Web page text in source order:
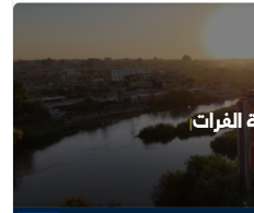
"تقنيات الحفر
جامعة الفرات ندوة علمية
وذل...
1,052